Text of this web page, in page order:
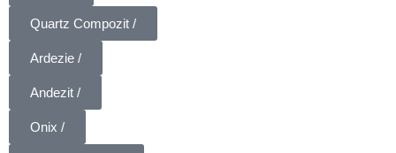
Quartz Compozit /
Ardezie /
Andezit /
Onix /